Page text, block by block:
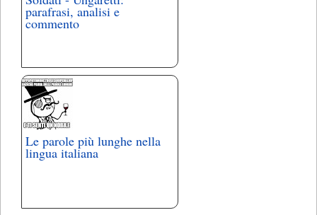
parafrasi, analisi e
commento
Le parole più lunghe nella
lingua italiana